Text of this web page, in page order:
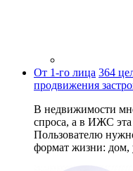
От 1-го лица 364
продвижения
В недвижимости
спроса, а в ИЖС эта
Пользователю
формат жизни: